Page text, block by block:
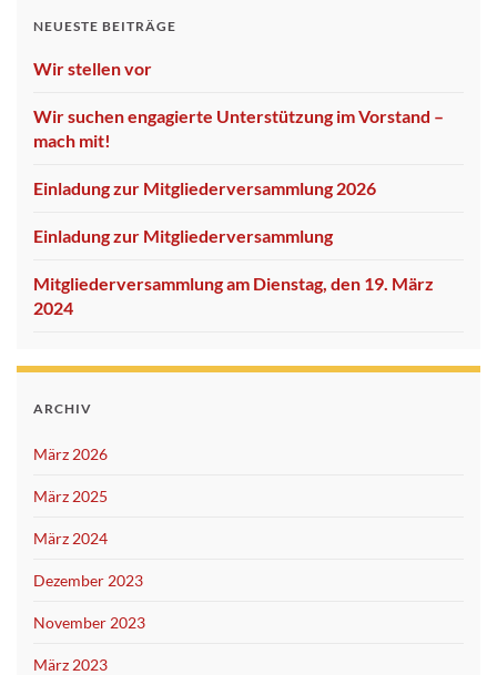
NEUESTE BEITRÄGE
Wir stellen vor
Wir suchen engagierte Unterstützung im Vorstand –
mach mit!
Einladung zur Mitgliederversammlung 2026
Einladung zur Mitgliederversammlung
Mitgliederversammlung am Dienstag, den 19. März
2024
ARCHIV
März 2026
März 2025
März 2024
Dezember 2023
November 2023
März 2023